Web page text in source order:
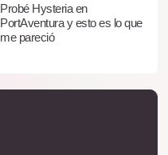
Probé Hysteria en
PortAventura y esto es lo que
me pareció